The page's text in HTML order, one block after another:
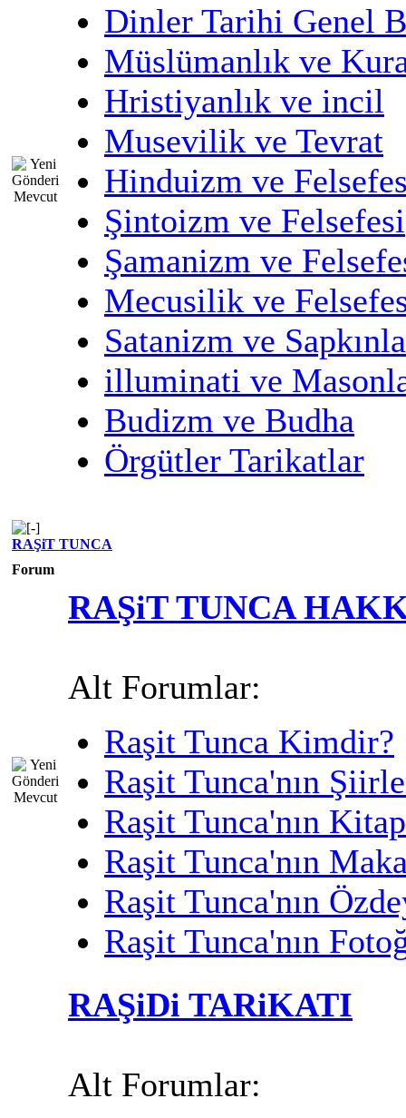
Dinler Tarihi Genel
Müslümanlık ve
Hristiyanlık ve incil
Musevilik ve Tevrat
Hinduizm ve
Şintoizm ve Felsefesi
Şamanizm ve
Mecusilik ve
Satanizm ve
illuminati ve
Budizm ve Budha
Örgütler Tarikatlar
RAŞiT TUNCA
Forum
RAŞiT TUNCA
Alt Forumlar:
Raşit Tunca Kimdir?
Raşit Tunca'nın
Raşit Tunca'nın
Raşit Tunca'nın
Raşit Tunca'nın
Raşit Tunca'nın
RAŞiDi TARiKATI
Alt Forumlar: